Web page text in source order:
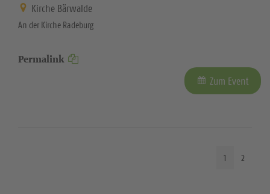
Kirche Bärwalde
An der Kirche Radeburg
Permalink
Zum Event
1 2